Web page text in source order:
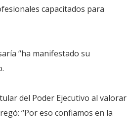
capacitados para
“ha manifestado su
del Poder Ejecutivo al valorar
“Por eso confiamos en la